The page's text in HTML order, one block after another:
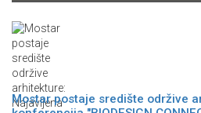
Mostar postaje središte održive